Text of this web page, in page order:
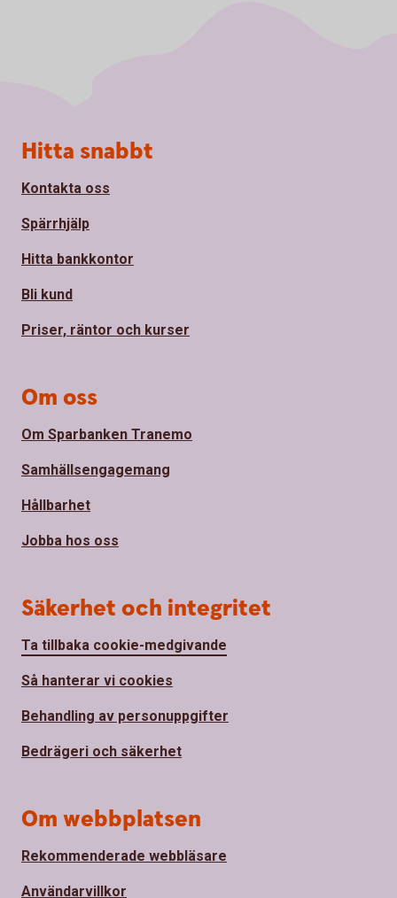
Sidfot
Hitta snabbt
Kontakta oss
Spärrhjälp
Hitta bankkontor
Bli kund
Priser, räntor och kurser
Om oss
Om Sparbanken Tranemo
Samhällsengagemang
Hållbarhet
Jobba hos oss
Säkerhet och integritet
Ta tillbaka cookie-medgivande
Så hanterar vi cookies
Behandling av personuppgifter
Bedrägeri och säkerhet
Om webbplatsen
Rekommenderade webbläsare
Användarvillkor